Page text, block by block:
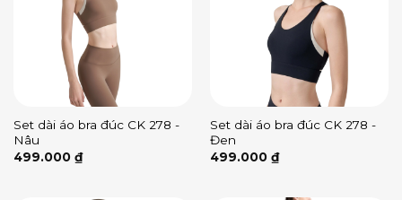
Set dài áo bra đúc CK 278 -
Nâu
499.000 ₫
Set dài áo bra đúc CK 278 -
Đen
499.000 ₫